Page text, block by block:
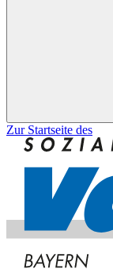
Zur Startseite des